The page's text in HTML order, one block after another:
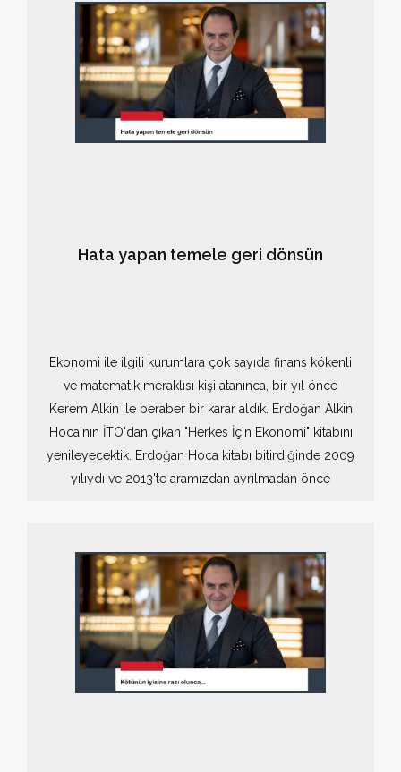
siyasal meseleler öne çıktığında paranın peşinde
koşanlara bu sözü söylerdi. Bu kitapta 1980'lerden
2000'lere Türkiye ekonomisini, siyasal ve sosyal
gelişmeler ışığında ele aldık. Hatta o zamanki sanat ve
müzik akımlarını da ekleyerek.
Hata yapan temele geri dönsün
Ekonomi ile ilgili kurumlara çok sayıda finans kökenli
ve matematik meraklısı kişi atanınca, bir yıl önce
Kerem Alkin ile beraber bir karar aldık. Erdoğan Alkin
Hoca'nın İTO'dan çıkan "Herkes İçin Ekonomi" kitabını
yenileyecektik. Erdoğan Hoca kitabı bitirdiğinde 2009
yılıydı ve 2013'te aramızdan ayrılmadan önce